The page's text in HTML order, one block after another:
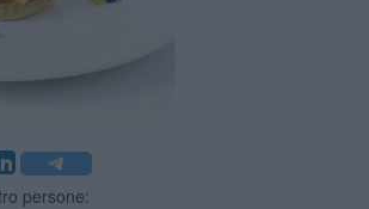
persone: